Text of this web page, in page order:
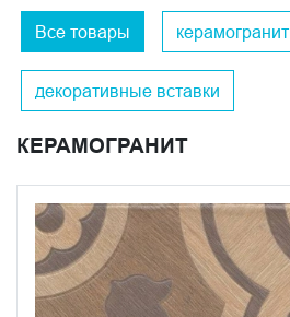
Все товары керамогранит
декоративные вставки
КЕРАМОГРАНИТ